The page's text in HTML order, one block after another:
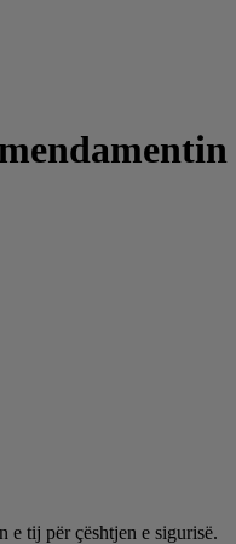
e tij për çështjen e sigurisë.